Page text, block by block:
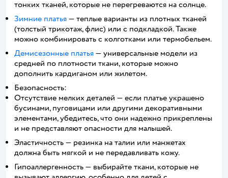
тонких тканей, которые не перегреваются на солнце.
Зимние платья — теплые варианты из плотных тканей
(толстый трикотаж, флис) или с подкладкой. Также
можно комбинировать с колготками или термобельем.
Демисезонные платья — универсальные модели из
средней по плотности ткани, которые можно
дополнить кардиганом или жилетом.
Безопасность:
Отсутствие мелких деталей — если платье украшено
бусинами, пуговицами или другими декоративными
элементами, убедитесь, что они надежно прикреплены
и не представляют опасности для малышей.
Эластичность — резинка на талии или манжетах
должна быть мягкой и не передавливать кожу.
Гипоаллергенность — выбирайте ткани, которые не